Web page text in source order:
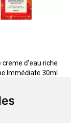
creme d'eau riche
Immédiate 30ml